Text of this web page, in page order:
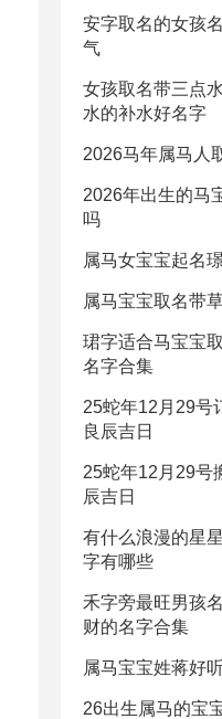
安字取名的女孩
气
女孩取名带三点
水的补水好名字
2026马年属马人
2026年出生的马
吗
属马女宝宝起名
属马宝宝取名带
珺字适合马宝宝
名字合集
25蛇年12月29号
良辰吉日
25蛇年12月29号
辰吉日
有什么浪漫的星
字有哪些
禾字旁最旺男孩
财的名字合集
属马宝宝姓蒋好
26出生属马的宝